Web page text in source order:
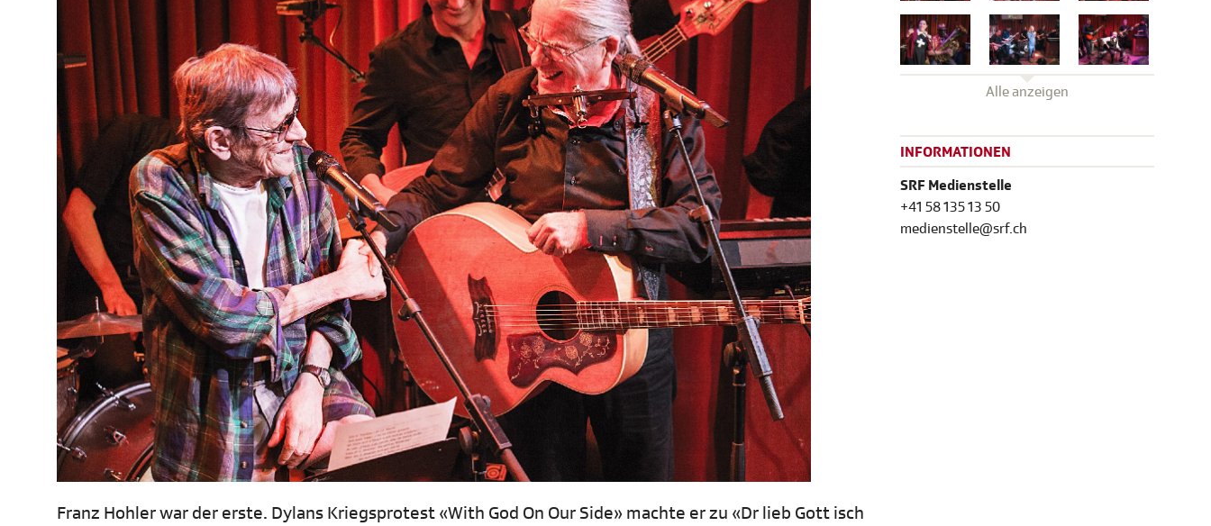
Franz Hohler war der erste. Dylans Kriegsprotest «With God On Our Side» machte er zu «Dr lieb Gott isch
Alle anzeigen
INFORMATIONEN
SRF Medienstelle
+41 58 135 13 50
medienstelle@srf.ch